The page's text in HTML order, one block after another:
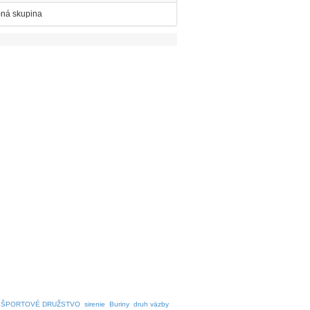
skupina
ŠPORTOVÉ DRUŽSTVO sirenie Buriny druh väzby